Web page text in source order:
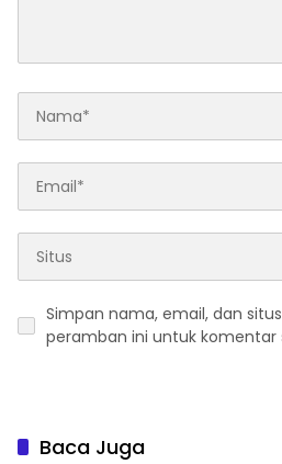
Simpan nama, email, dan
peramban ini untuk komentar
Baca Juga